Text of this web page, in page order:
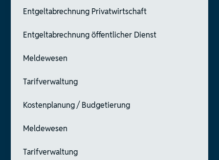
Entgeltabrechnung Privatwirtschaft
Entgeltabrechnung öffentlicher Dienst
Meldewesen
Tarifverwaltung
Kostenplanung / Budgetierung
Meldewesen
Tarifverwaltung